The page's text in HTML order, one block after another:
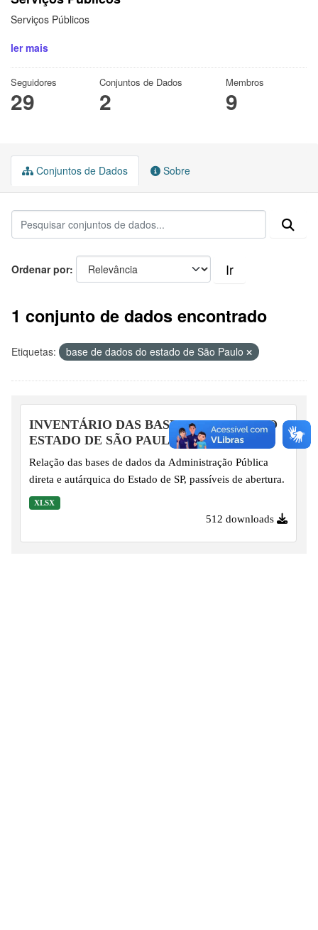
Serviços Públicos
ler mais
Seguidores
29
Conjuntos de Dados
2
Membros
9
Conjuntos de Dados Sobre
Ordenar por Ir
1 conjunto de dados encontrado
Etiquetas: base de dados do estado de São Paulo
INVENTÁRIO DAS BASES DE DADOS DO
ESTADO DE SÃO PAULO
Relação das bases de dados da Administração Pública
direta e autárquica do Estado de SP, passíveis de abertura.
XLSX
512 downloads